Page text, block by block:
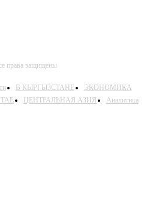
права защищены
В КЫРГЫЗСТАНЕ
ЭКОНОМИКА
ЦЕНТРАЛЬНАЯ АЗИЯ Аналитика